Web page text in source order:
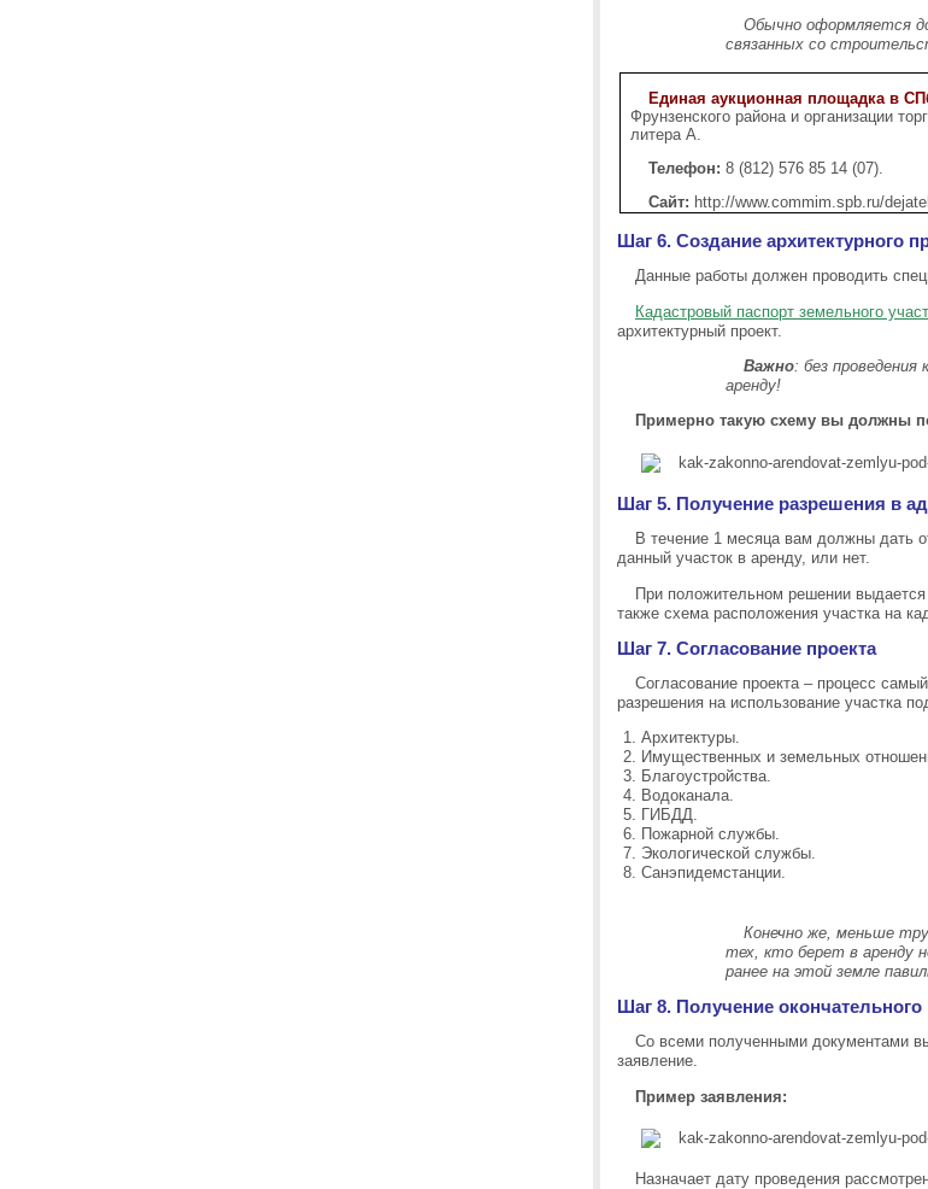
Обычно оформляется
связанных со
Единая аукционная площадка в
Фрунзенского района и организации
литера А.
Телефон: 8 (812) 576 85 14 (07).
Сайт: http://www.commim.spb.ru/
Шаг 6. Создание архитектурного
Данные работы должен проводить
Кадастровый паспорт земельного
архитектурный проект.
Важно: без
аренду!
Примерно такую схему вы должны
Шаг 5. Получение разрешения в
В течение 1 месяца вам должны дать
данный участок в аренду, или нет.
При положительном решении
также схема расположения участка на
Шаг 7. Согласование проекта
Согласование проекта – процесс
разрешения на использование участка
Архитектуры.
Имущественных и земельных
Благоустройства.
Водоканала.
ГИБДД.
Пожарной службы.
Экологической службы.
Санэпидемстанции.
Конечно же, меньше
тех, кто берет в аренду
ранее на этой земле
Шаг 8. Получение
Со всеми полученными документами
заявление.
Пример заявления:
Назначает дату проведения